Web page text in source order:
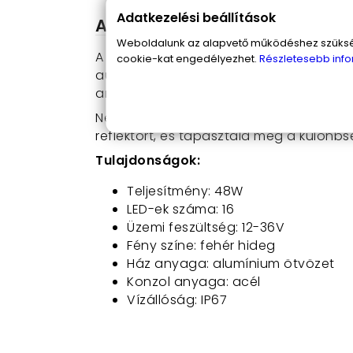
A szögletes alakú LED
A termék használata rendkívül
autódra, traktorodra vagy akár a
amelyet ez a LED reflektor nyújt.
Ne hagyd, hogy a sötét utak
reflektort, és tapasztald meg a
Tulajdonságok:
Teljesítmény: 48W
LED-ek száma: 16
Üzemi feszültség: 12-36V
Fény színe: fehér hideg
Ház anyaga: alumínium ötvözet
Konzol anyaga: acél
Vízállóság: IP67
Adatkezelési beállítások
Weboldalunk az alapvető működéshez
cookie-kat engedélyezhet. Részletesebb